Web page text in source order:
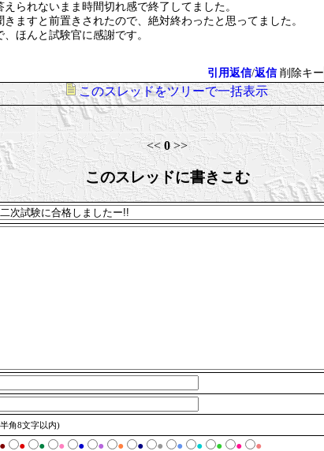
えられないまま時間切れ感で終了してました。
ますと前置きされたので、絶対終わったと思ってました。
ほんと試験官に感謝です。
引用返信/返信 削除キー
このスレッドをツリーで一括表示
<<0>>
このスレッドに書きこむ
角8文字以内)
● ● ● ● ● ● ● ● ● ● ● ● ● ●